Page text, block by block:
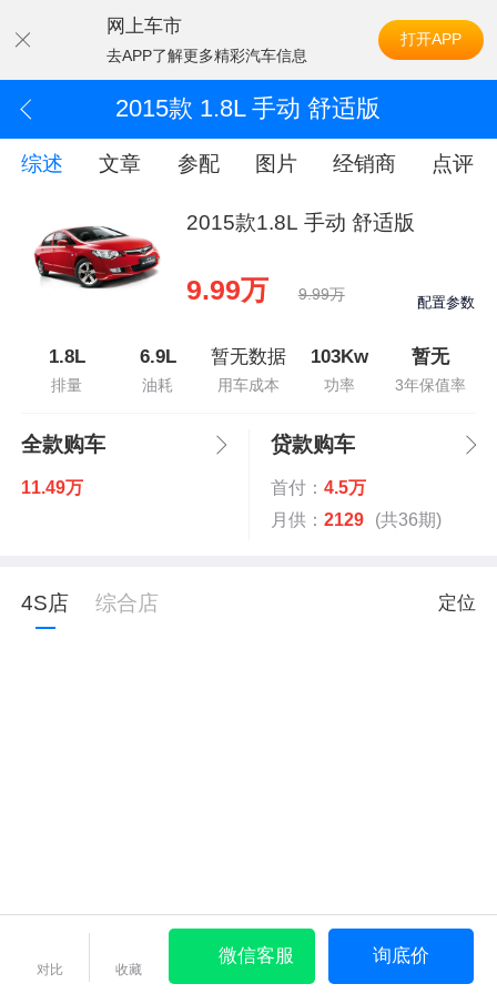
网上车市
去APP了解更多精彩汽车信息
打开APP
2015款 1.8L 手动 舒适版
综述 文章 参配 图片 经销商 点评
2015款1.8L 手动 舒适版
9.99万 9.99万 配置参数
1.8L
排量
6.9L
油耗
暂无数据
用车成本
103Kw
功率
暂无
3年保值率
全款购车
11.49万
贷款购车
首付： 4.5万
月供： 2129 (共36期)
4S店 综合店 定位
对比 收藏
微信客服 询底价